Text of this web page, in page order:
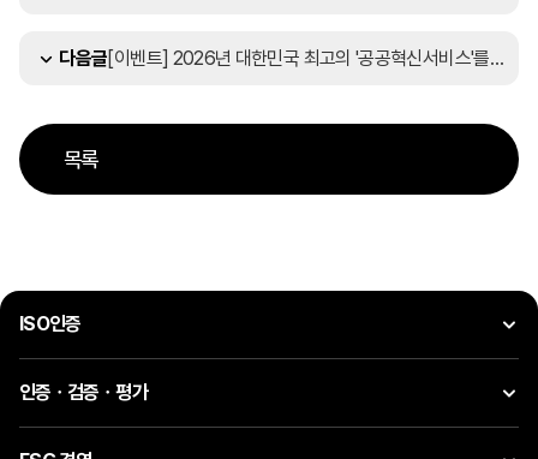
다음글 [이벤트] 2026년 대한민국 최고의 '공공혁신서비스'를 찾습니다!
목록
ISO인증
인증ㆍ검증ㆍ평가